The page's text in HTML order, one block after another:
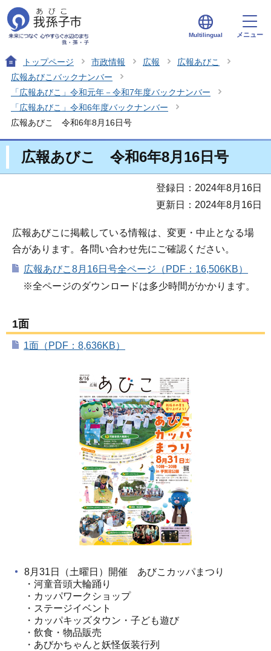
Multilingual メニュー
トップページ 市政情報 広報
広報あびこ
広報あびこバックナンバー
「広報あびこ」令和元年－令和7年度バックナンバー
「広報あびこ」令和6年度バックナンバー
広報あびこ 令和6年8月16日号
広報あびこ 令和6年8月16日号
登録日：2024年8月16日
更新日：2024年8月16日
広報あびこに掲載している情報は、変更・中止となる場
合があります。各問い合わせ先にご確認ください。
広報あびこ8月16日号全ページ（PDF：16,506KB）
※全ページのダウンロードは多少時間がかかります。
1面
1面（PDF：8,636KB）
8月31日（土曜日）開催 あびこカッパまつり
・河童音頭大輪踊り
・カッパワークショップ
・ステージイベント
・カッパキッズタウン・子ども遊び
・飲食・物品販売
・あびかちゃんと妖怪仮装行列